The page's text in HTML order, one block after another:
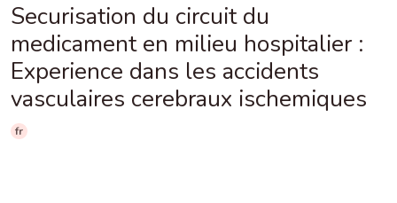
Securisation du circuit du
medicament en milieu hospitalier :
Experience dans les accidents
vasculaires cerebraux ischemiques
fr